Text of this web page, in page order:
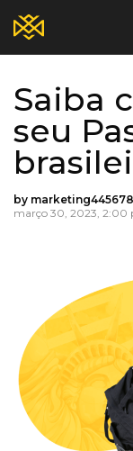
Home
Blog
Fale
Saiba
seu
by
março 30, 2023, 2:00